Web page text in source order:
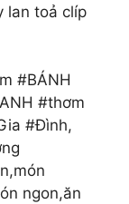
lan toả clíp
#BÁNH
#thơm
#Đình,
ngon,ăn